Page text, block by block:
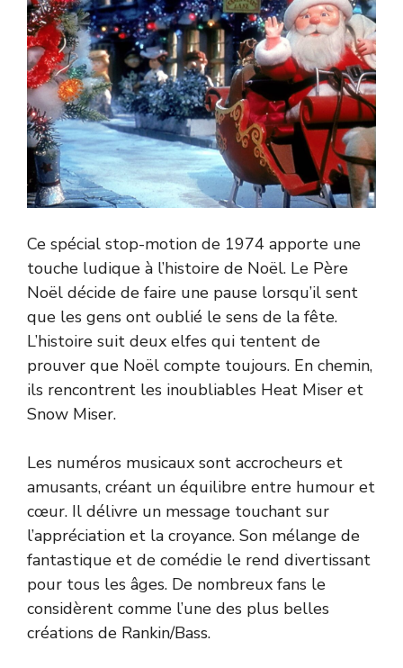
Ce spécial stop-motion de 1974 apporte une
touche ludique à l’histoire de Noël. Le Père
Noël décide de faire une pause lorsqu’il sent
que les gens ont oublié le sens de la fête.
L’histoire suit deux elfes qui tentent de
prouver que Noël compte toujours. En chemin,
ils rencontrent les inoubliables Heat Miser et
Snow Miser.
Les numéros musicaux sont accrocheurs et
amusants, créant un équilibre entre humour et
cœur. Il délivre un message touchant sur
l’appréciation et la croyance. Son mélange de
fantastique et de comédie le rend divertissant
pour tous les âges. De nombreux fans le
considèrent comme l’une des plus belles
créations de Rankin/Bass.